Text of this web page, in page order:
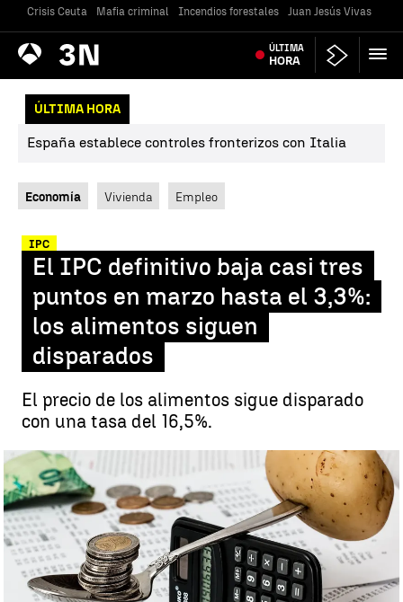
Crisis Ceuta Mafia criminal Incendios forestales Juan Jesús Vivas
Antena
3 Noticias ÚLTIMA
HORA
ÚLTIMA HORA
España establece controles fronterizos con Italia
Economía Vivienda Empleo
IPC
El IPC definitivo baja casi tres
puntos en marzo hasta el 3,3%:
los alimentos siguen
disparados
El precio de los alimentos sigue disparado
con una tasa del 16,5%.
El IPC definitivo baja casi tres puntos en marzo hasta el 3,3%: los
alimentos siguen disparados |Pixabay